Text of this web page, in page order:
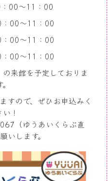
00～11：00
00～11：00
00～11：00
00～11：00
来館を予定しておりま
すので、ぜひお申込みく
！
（ゆうあいくらぶ直
いします。